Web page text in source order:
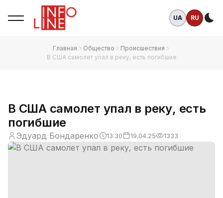
UA RU
Главная Общество
Происшествия
В США самолет упал в реку, есть погибшие
В США самолет упал в реку, есть
погибшие
Эдуард Бондаренко 13:30 19.04.25 1333